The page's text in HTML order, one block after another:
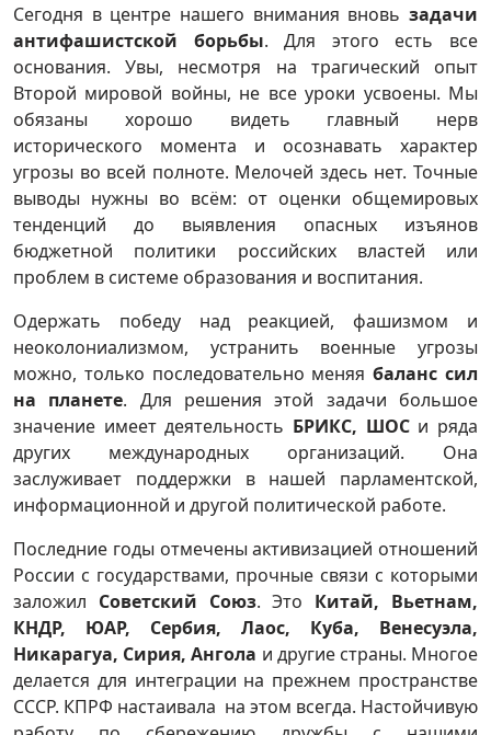
Сегодня в центре нашего внимания вновь задачи
антифашистской борьбы. Для этого есть все
основания. Увы, несмотря на трагический опыт
Второй мировой войны, не все уроки усвоены. Мы
обязаны хорошо видеть главный нерв
исторического момента и осознавать характер
угрозы во всей полноте. Мелочей здесь нет. Точные
выводы нужны во всём: от оценки общемировых
тенденций до выявления опасных изъянов
бюджетной политики российских властей или
проблем в системе образования и воспитания.
Одержать победу над реакцией, фашизмом и
неоколониализмом, устранить военные угрозы
можно, только последовательно меняя баланс сил
на планете. Для решения этой задачи большое
значение имеет деятельность БРИКС, ШОС и ряда
других международных организаций. Она
заслуживает поддержки в нашей парламентской,
информационной и другой политической работе.
Последние годы отмечены активизацией отношений
России с государствами, прочные связи с которыми
заложил Советский Союз. Это Китай, Вьетнам,
КНДР, ЮАР, Сербия, Лаос, Куба, Венесуэла,
Никарагуа, Сирия, Ангола и другие страны. Многое
делается для интеграции на прежнем пространстве
СССР. КПРФ настаивала на этом всегда. Настойчивую